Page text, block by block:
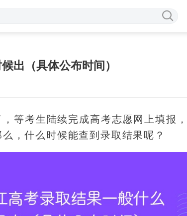
出（具体公布时间）
等考生陆续完成高考志愿网上填报
，什么时候能查到录取结果呢？